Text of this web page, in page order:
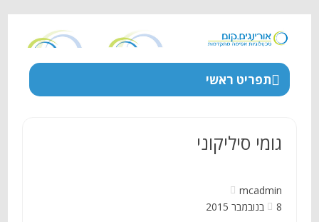
תפריט ראשי
גומי סיליקוני
mcadmin
8 בנובמבר 2015